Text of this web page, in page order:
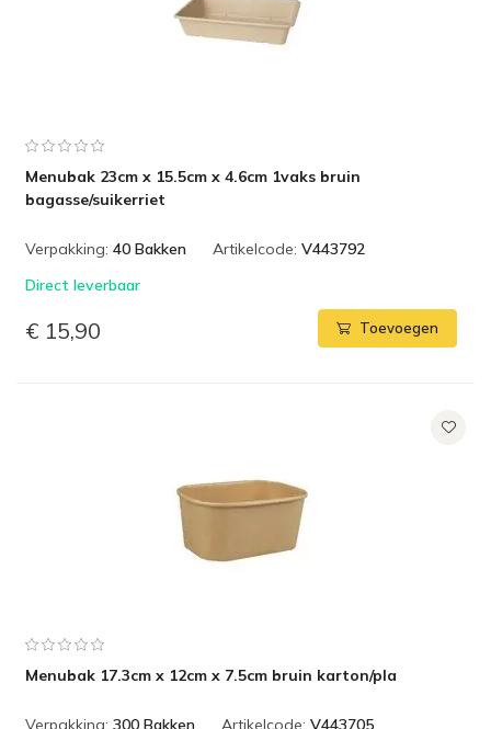
Menubak 23cm x 15.5cm x 4.6cm 1vaks bruin
bagasse/suikerriet
Verpakking: 40 Bakken Artikelcode: V443792
Direct leverbaar
€ 15,90 Toevoegen
Menubak 17.3cm x 12cm x 7.5cm bruin karton/pla
Verpakking: 300 Bakken Artikelcode: V443705